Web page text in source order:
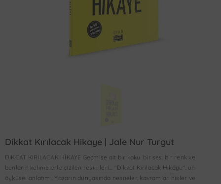
Dikkat Kırılacak Hikaye | Jale Nur Turgut
DİKCAT KIRILACAK HİKAYE Geçmişe ait bir koku. bir ses. bir renk ve
bunların kelimelerle çizilen resimleri… "Dikkat Kırılacak Hikâye". un
öyküsel anlatımı. Yazarın dünyasında nesneler. kavramlar. hisler ve